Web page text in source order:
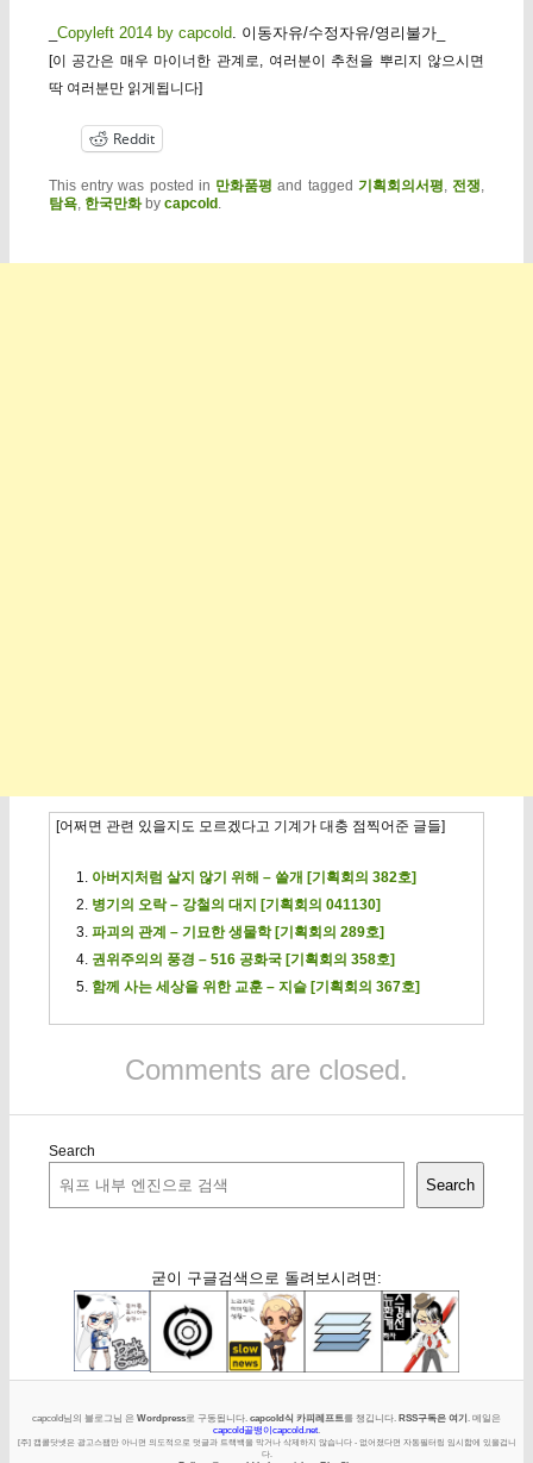
Copyleft 2014 by capcold. 이동자유/수정자유/영리불가_
[이 공간은 매우 마이너한 관계로, 여러분이 추천을 뿌리지 않으시면
딱 여러분만 읽게됩니다]
Reddit
This entry was posted in 만화품평 and tagged기획회의서평 전쟁
탐욕, 한국만화by capcold.
[어쩌면 관련 있을지도 모르겠다고 기계가 대충 점찍어준 글들]
아버지처럼 살지 않기 위해 – 쓸개 [기획회의 382호]
병기의 오락 – 강철의 대지 [기획회의 041130]
파괴의 관계 – 기묘한 생물학 [기획회의 289호]
권위주의의 풍경 – 516 공화국 [기획회의 358호]
함께 사는 세상을 위한 교훈 – 지슬 [기획회의 367호]
Comments are closed.
Search
Search
굳이 구글검색으로 돌려보시려면:
capcold님의 블로그님 은 Wordpress로 구동됩니다. capcold식 카피레프트를 챙깁니다. RSS구독은 여기. 메일은
capcold골뱅이capcold.net.
[주] 캡콜닷넷은 광고스팸만 아니면 의도적으로 덧글과 트랙백을 막거나 삭제하지 않습니다 - 없어졌다면 자동필터링 임시함에 있을겁니
다.